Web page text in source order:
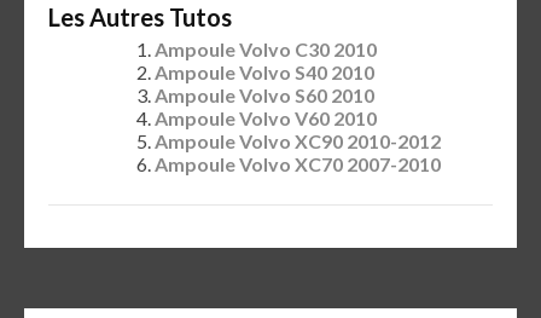
Les Autres Tutos
Ampoule Volvo C30 2010
Ampoule Volvo S40 2010
Ampoule Volvo S60 2010
Ampoule Volvo V60 2010
Ampoule Volvo XC90 2010-2012
Ampoule Volvo XC70 2007-2010